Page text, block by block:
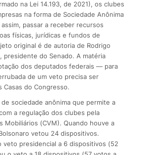
na Lei 14.193, de 2021), os clubes
na forma de Sociedade Anônima
passar a receber recursos
físicas, jurídicas e fundos de
original é de autoria de Rodrigo
presidente do Senado. A matéria
dos deputados federais — para
de um veto precisa ser
Casas do Congresso.
sociedade anônima que permite a
a regulação dos clubes pela
Mobiliários (CVM). Quando houve a
vetou 24 dispositivos.
veto presidencial a 6 dispositivos (52